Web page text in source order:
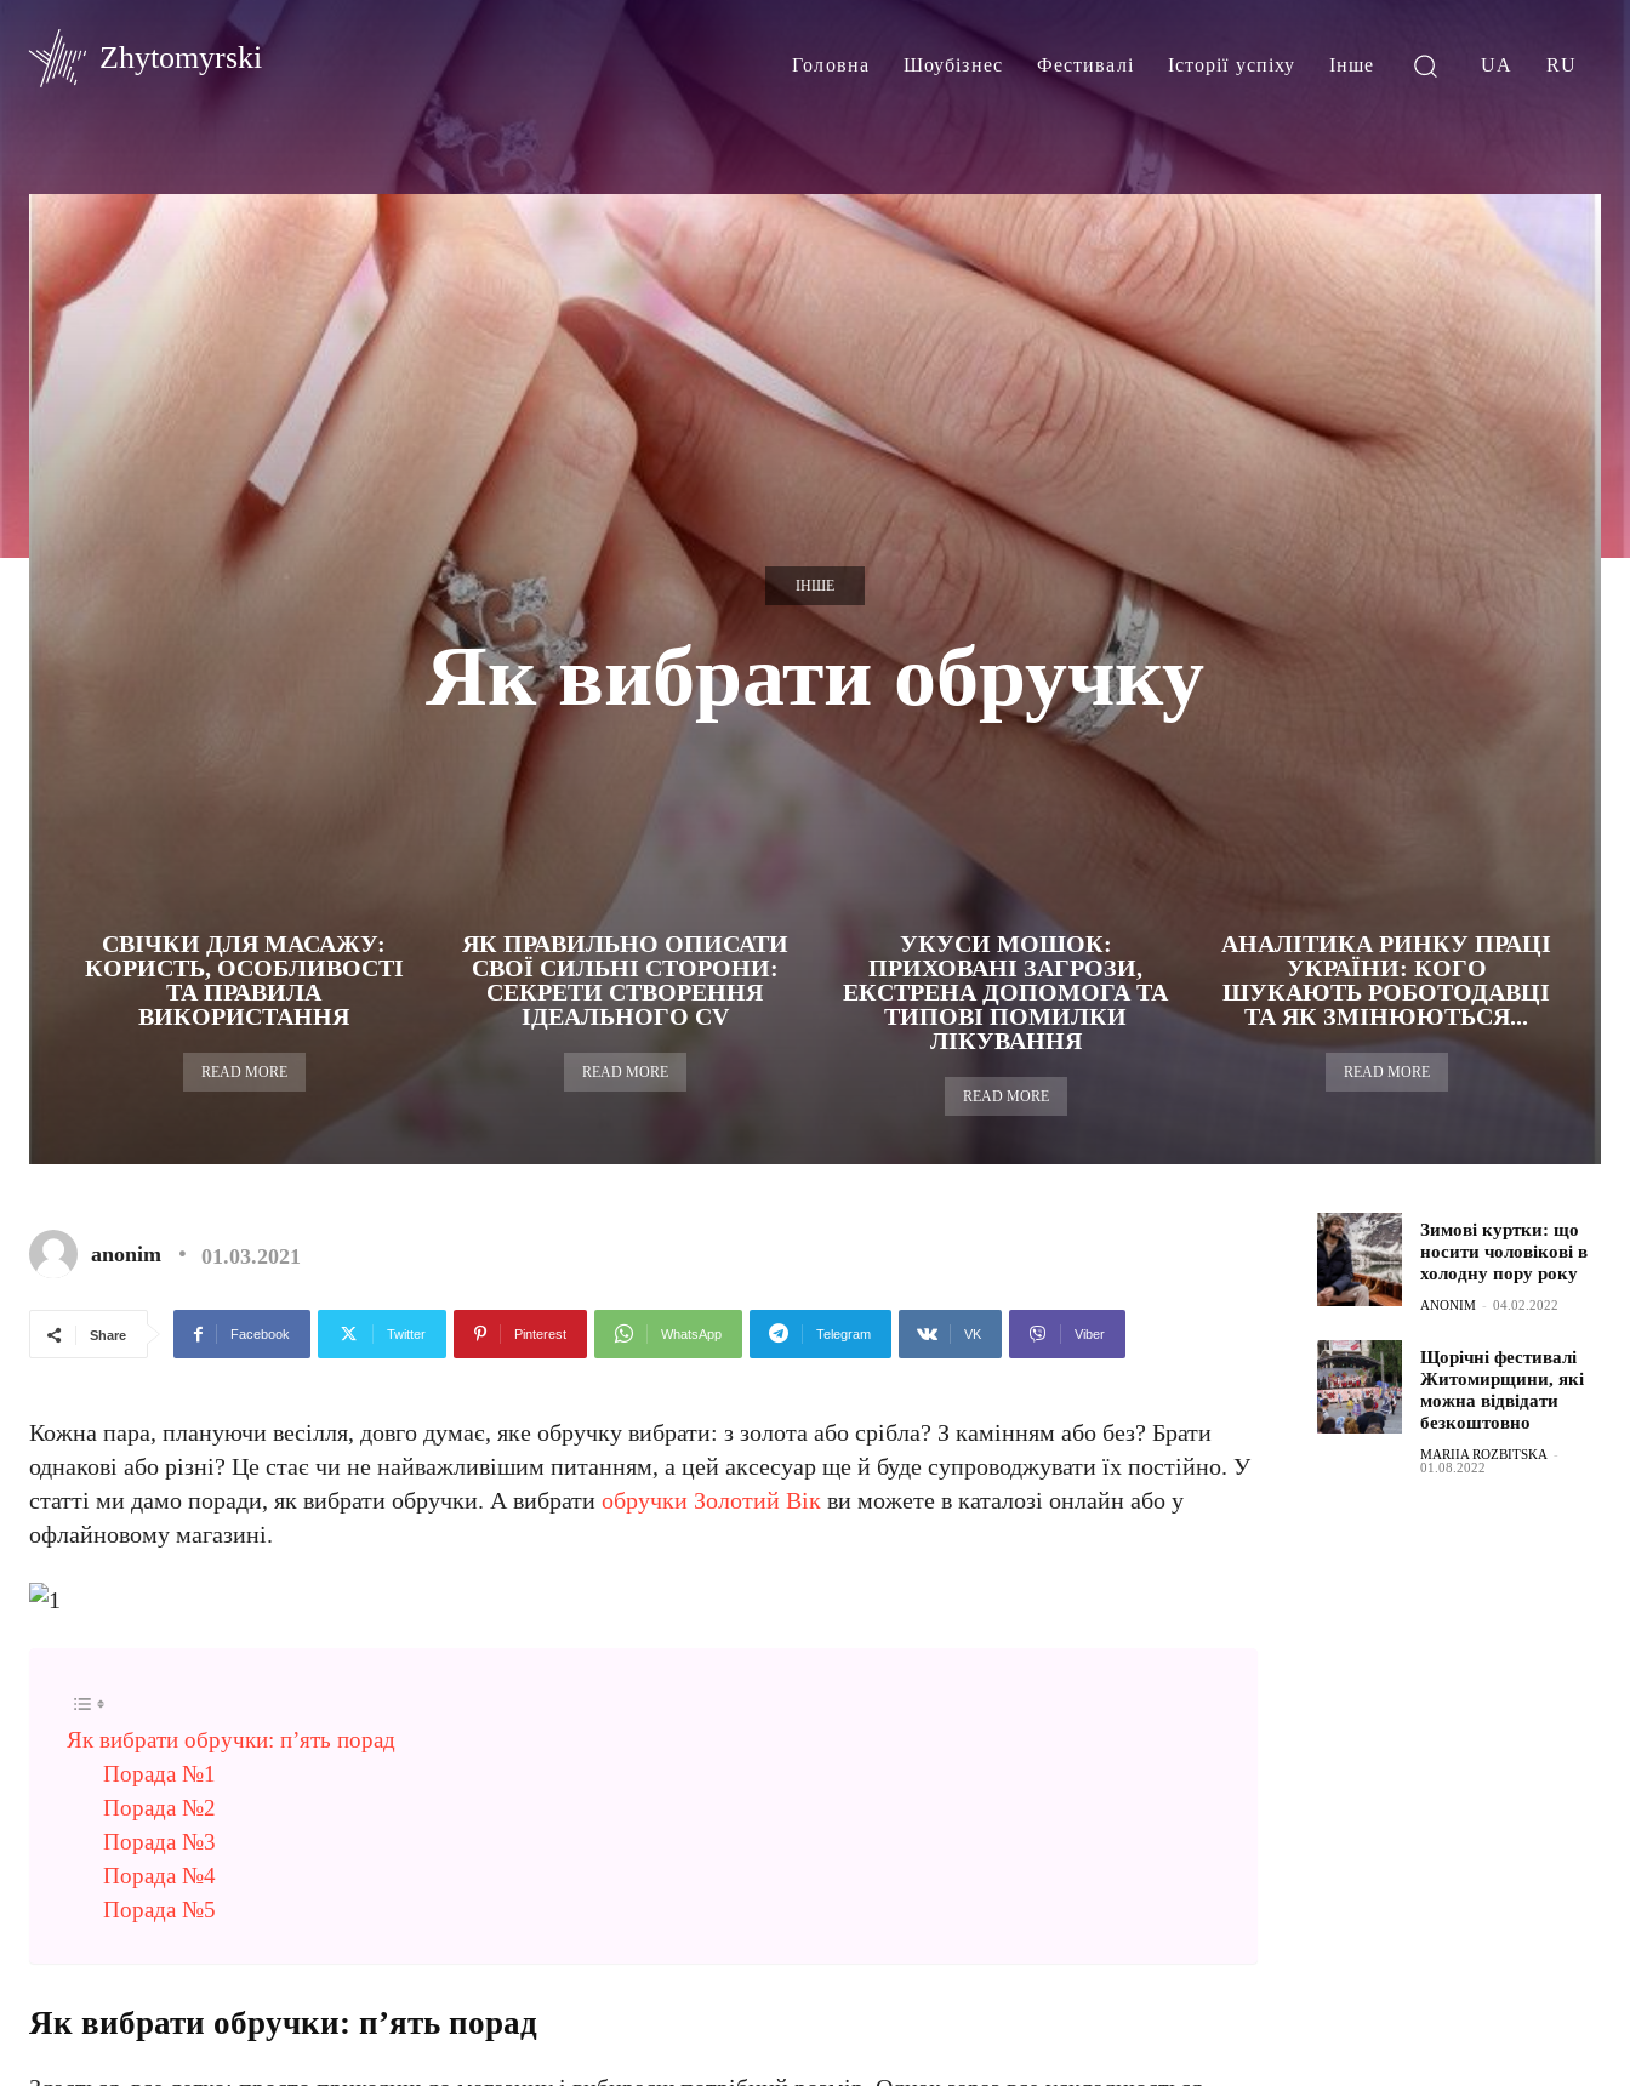
Zhytomyrski Головна Шоубізнес Фестивалі Історії успіху Інше UA RU
ІНШЕ
Як вибрати обручку
СВІЧКИ ДЛЯ МАСАЖУ:
КОРИСТЬ, ОСОБЛИВОСТІ
ТА ПРАВИЛА
ВИКОРИСТАННЯ
READ MORE
ЯК ПРАВИЛЬНО ОПИСАТИ
СВОЇ СИЛЬНІ СТОРОНИ:
СЕКРЕТИ СТВОРЕННЯ
ІДЕАЛЬНОГО CV
READ MORE
УКУСИ МОШОК:
ПРИХОВАНІ ЗАГРОЗИ,
ЕКСТРЕНА ДОПОМОГА ТА
ТИПОВІ ПОМИЛКИ
ЛІКУВАННЯ
READ MORE
АНАЛІТИКА РИНКУ ПРАЦІ
УКРАЇНИ: КОГО
ШУКАЮТЬ РОБОТОДАВЦІ
ТА ЯК ЗМІНЮЮТЬСЯ...
READ MORE
anonim 01.03.2021
Share Facebook Twitter Pinterest WhatsApp Telegram VK Viber
Кожна пара, плануючи весілля, довго думає, яке обручку вибрати: з золота або срібла? З камінням або без? Брати
однакові або різні? Це стає чи не найважливішим питанням, а цей аксесуар ще й буде супроводжувати їх постійно. У
статті ми дамо поради, як вибрати обручки. А вибрати обручки Золотий Вік ви можете в каталозі онлайн або у
офлайновому магазині.
Як вибрати обручки: п’ять порад
Порада №1
Порада №2
Порада №3
Порада №4
Порада №5
Як вибрати обручки: п’ять порад
Зимові куртки: що
носити чоловікові в
холодну пору року
ANONIM - 04.02.2022
Щорічні фестивалі
Житомирщини, які
можна відвідати
безкоштовно
MARIIA ROZBITSKA -
01.08.2022